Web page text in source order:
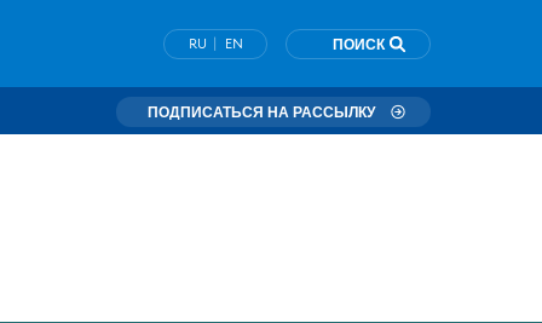
ПОИСК
RU | EN
ПОДПИСАТЬСЯ НА РАССЫЛКУ